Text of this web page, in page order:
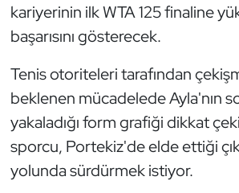
kariyerinin ilk WTA 125 finaline
başarısını gösterecek.
Tenis otoriteleri tarafından
beklenen mücadelede Ayla'nın
yakaladığı form grafiği dikkat
sporcu, Portekiz'de elde ettiği
yolunda sürdürmek istiyor.
Satranç
Sualtı Sporları
Tekvando
Tenis